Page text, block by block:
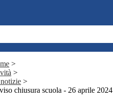
>
>
>
chiusura scuola - 26 aprile 2024